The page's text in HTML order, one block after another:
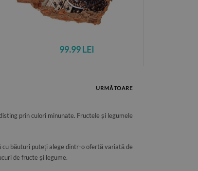
99.99 LEI
URMĂTOARE
prin culori minunate. Fructele și legumele
cu băuturi puteți alege dintr-o ofertă variată de
de fructe și legume.